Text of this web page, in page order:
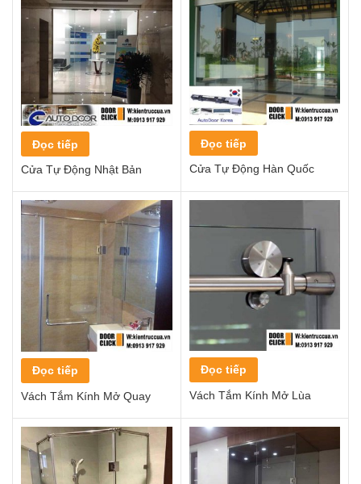
Đọc tiếp
Cửa Tự Động Nhật Bản
Đọc tiếp
Cửa Tự Động Hàn Quốc
Đọc tiếp
Vách Tắm Kính Mở Quay
Đọc tiếp
Vách Tắm Kính Mở Lùa